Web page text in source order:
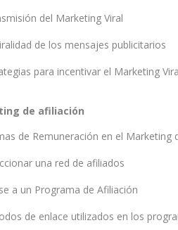
del Marketing Viral
de los mensajes publicitarios
para incentivar el Marketing
de afiliación
de Remuneración en el Marketing
una red de afiliados
a un Programa de Afiliación
de enlace utilizados en los